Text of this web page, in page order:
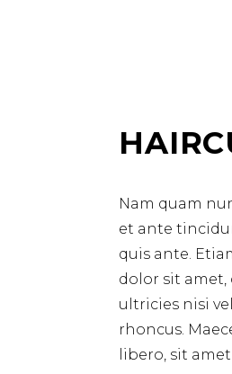
Nam quam
et ante
quis ante.
dolor sit
ultricies nisi
rhoncus.
libero, sit